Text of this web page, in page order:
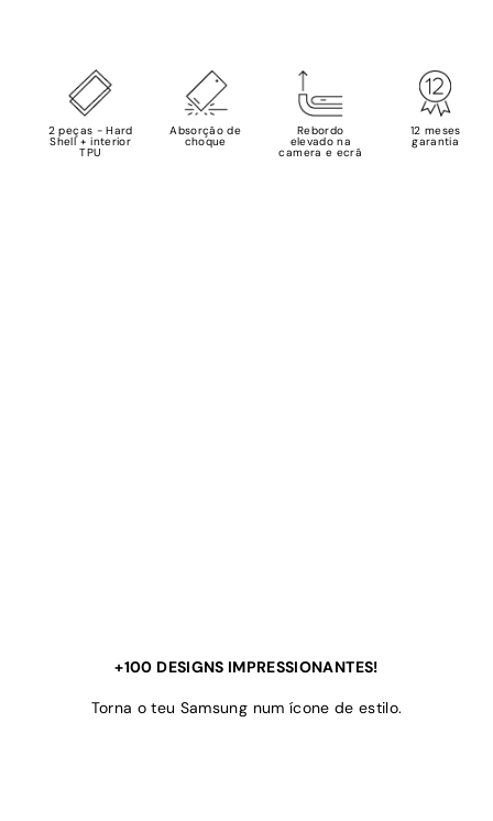
2 peças - Hard
Shell + interior
TPU
Absorção de
choque
Rebordo
elevado na
camera e ecrã
12 meses
garantia
+100 DESIGNS IMPRESSIONANTES!
Torna o teu Samsung num ícone de estilo.